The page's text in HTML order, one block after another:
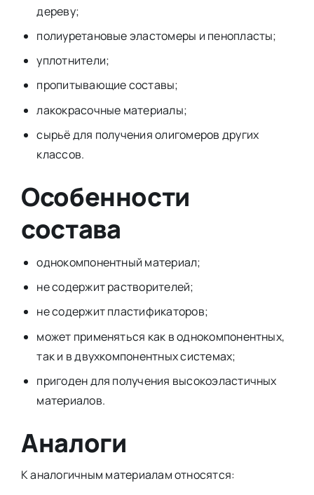
дереву;
полиуретановые эластомеры и пенопласты;
уплотнители;
пропитывающие составы;
лакокрасочные материалы;
сырьё для получения олигомеров других
классов.
Особенности
состава
однокомпонентный материал;
не содержит растворителей;
не содержит пластификаторов;
может применяться как в однокомпонентных,
так и в двухкомпонентных системах;
пригоден для получения высокоэластичных
материалов.
Аналоги
К аналогичным материалам относятся: